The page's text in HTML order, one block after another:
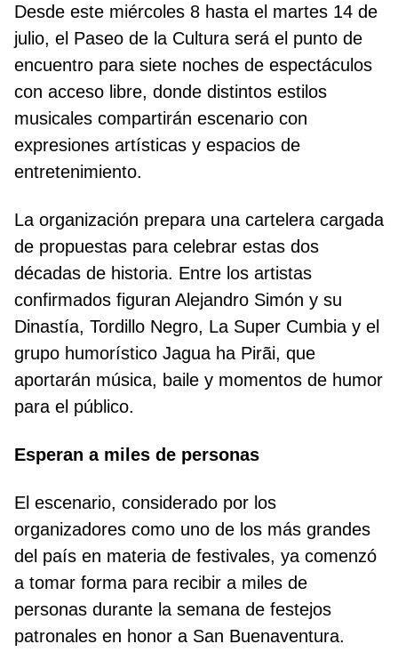
Desde este miércoles 8 hasta el martes 14 de
julio, el Paseo de la Cultura será el punto de
encuentro para siete noches de espectáculos
con acceso libre, donde distintos estilos
musicales compartirán escenario con
expresiones artísticas y espacios de
entretenimiento.
La organización prepara una cartelera cargada
de propuestas para celebrar estas dos
décadas de historia. Entre los artistas
confirmados figuran Alejandro Simón y su
Dinastía, Tordillo Negro, La Super Cumbia y el
grupo humorístico Jagua ha Pirãi, que
aportarán música, baile y momentos de humor
para el público.
Esperan a miles de personas
El escenario, considerado por los
organizadores como uno de los más grandes
del país en materia de festivales, ya comenzó
a tomar forma para recibir a miles de
personas durante la semana de festejos
patronales en honor a San Buenaventura.